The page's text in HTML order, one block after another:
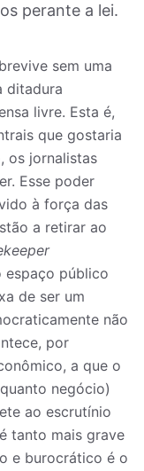
perante a lei.
sem uma
ditadura
livre. Esta é,
que gostaria
os jornalistas
Esse poder
à força das
a retirar ao
público
de ser um
não
por
a que o
negócio)
ao escrutínio
tanto mais grave
e burocrático é o